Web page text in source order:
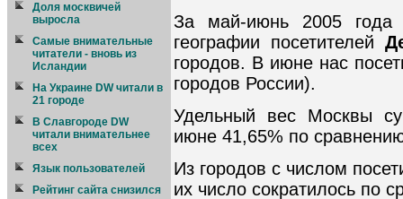
Доля москвичей
выросла
Самые внимательные
читатели - вновь из
Исландии
На Украине DW читали в
21 городе
В Славгороде DW
читали внимательнее
всех
Язык пользователей
Рейтинг сайта снизился
За май-июнь 2005 года
географии посетителей
городов. В июне нас
городов России).
Удельный вес Москвы
июне 41,65% по
Из городов с числом
их число сократилось по